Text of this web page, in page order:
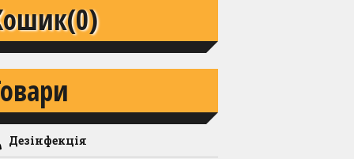
(0)
Дезінфекція